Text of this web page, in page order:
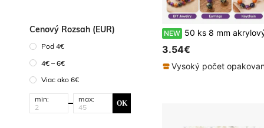
Cenový Rozsah (EUR)
Pod 4€
4€ – 6€
Viac ako 6€
min: max: OK
NEW 50 ks 8 mm akrylových korálkov v miešaných farbách na Halloween, DIY materiál na ručne
3.54€